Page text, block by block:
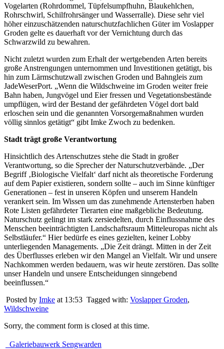
Vogelarten (Rohrdommel, Tüpfelsumpfhuhn, Blaukehlchen,
Rohrschwirl, Schilfrohrsänger und Wasserralle). Diese sehr viel
höher einzuschätzenden naturschutzfachlichen Güter im Voslapper
Groden gelte es dauerhaft vor der Vernichtung durch das
Schwarzwild zu bewahren.
Nicht zuletzt wurden zum Erhalt der wertgebenden Arten bereits
große Anstrengungen unternommen und Investitionen getätigt, bis
hin zum Lärmschutzwall zwischen Groden und Bahngleis zum
JadeWeserPort. „Wenn die Wildschweine im Groden weiter freie
Bahn haben, Jungvögel und Eier fressen und Vegetationsbestände
umpflügen, wird der Bestand der gefährdeten Vögel dort bald
erloschen sein und die genannten Vorsorgemaßnahmen wurden
völlig sinnlos getätigt“ gibt Imke Zwoch zu bedenken.
Stadt trägt große Verantwortung
Hinsichtlich des Artenschutzes stehe die Stadt in großer
Verantwortung, so die Sprecher der Naturschutzverbände. „Der
Begriff ‚Biologische Vielfalt‘ darf nicht als theoretische Forderung
auf dem Papier existieren, sondern sollte – auch im Sinne künftiger
Generationen – fest in unseren Köpfen und unserem Handeln
verankert sein. Im Wissen um das zunehmende Artensterben haben
Rote Listen gefährdeter Tierarten eine maßgebliche Bedeutung.
Naturschutz gelingt im stark zersiedelten, durch Einflussnahme des
Menschen beeinträchtigten Landschaftsraum Mitteleuropas nicht als
Selbstläufer.“ Hier bedürfe es eines gezielten, keiner Lobby
unterliegenden Managements. „Die Zeit drängt. Mitten in der Zeit
des Überflusses erleben wir den Mangel an Vielfalt. Wir und unsere
Nachkommen werden bedauern, was wir heute zerstören. Das sollte
unser Handeln und unsere Entscheidungen sinngebend
beeinflussen.“
Posted by Imke at 13:53 Tagged with: Voslapper Groden,
Wildschweine
Sorry, the comment form is closed at this time.
Galeriebauwerk Sengwarden